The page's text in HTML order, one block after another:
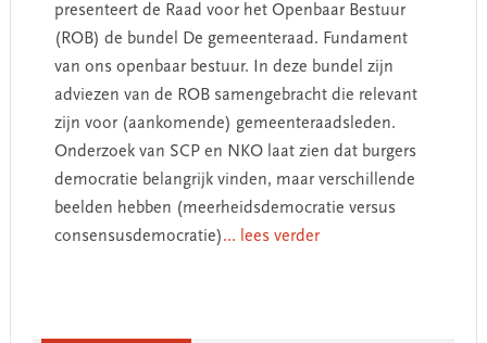
presenteert de Raad voor het Openbaar Bestuur
(ROB) de bundel De gemeenteraad. Fundament
van ons openbaar bestuur. In deze bundel zijn
adviezen van de ROB samengebracht die relevant
zijn voor (aankomende) gemeenteraadsleden.
Onderzoek van SCP en NKO laat zien dat burgers
democratie belangrijk vinden, maar verschillende
beelden hebben (meerheidsdemocratie versus
consensusdemocratie)... lees verder